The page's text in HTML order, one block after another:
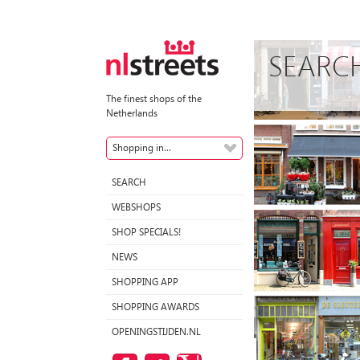
The finest shops of the
Netherlands
Shopping in...
SEARCH
WEBSHOPS
SHOP SPECIALS!
NEWS
SHOPPING APP
SHOPPING AWARDS
OPENINGSTIJDEN.NL